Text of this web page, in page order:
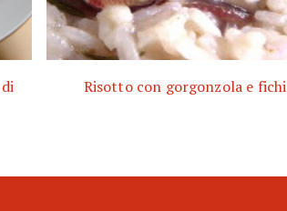
Risotto con gorgonzola e fichi